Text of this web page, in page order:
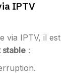
IPTV
via IPTV, il est
stable :